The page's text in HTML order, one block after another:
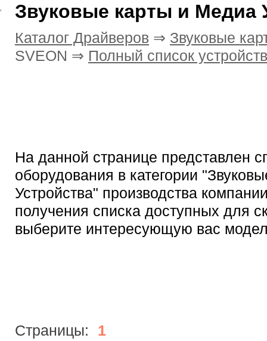
Звуковые карты и Медиа
Каталог Драйверов ⇒ Звуковые
SVEON ⇒ Полный список устройств
На данной странице представлен
оборудования в категории
Устройства" производства
получения списка доступных для
выберите интересующую вас
Страницы: 1